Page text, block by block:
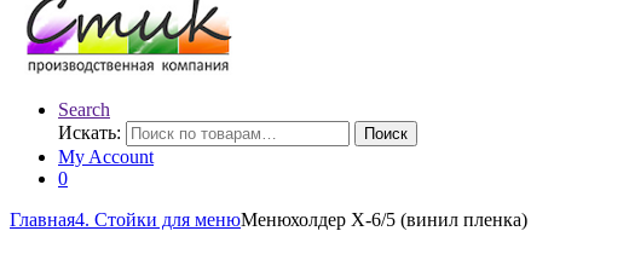
Search
Искать:
Поиск
My Account
0
Главная4. Стойки для менюМенюхолдер Х-6/5 (винил пленка)